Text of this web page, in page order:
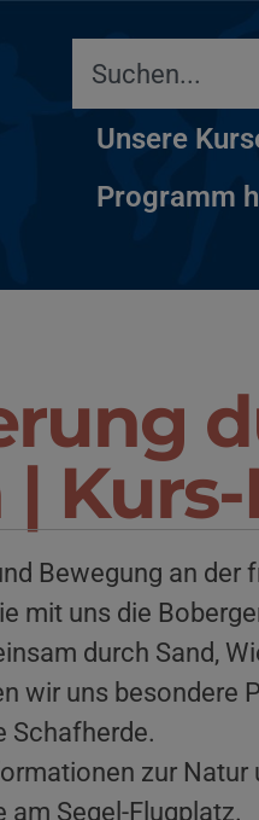
Unsere
Programm
Bewegung an der
mit uns die
durch Sand,
wir uns besondere
Schafherde.
zur Natur
am Segel-Flugplatz.